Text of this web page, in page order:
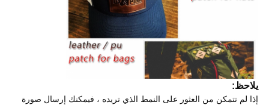
يلاحظ:
إذا لم تتمكن من العثور على النمط الذي تريده ، فيمكنك إرسال صورة